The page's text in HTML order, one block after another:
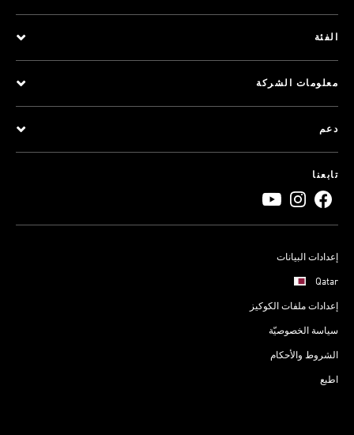
الفئة
معلومات الشركة
دعم
تابعنا
إعدادات البيانات
Qatar
إعدادات ملفات الكوكيز
سياسة الخصوصيّة
الشروط والأحكام
اطبع